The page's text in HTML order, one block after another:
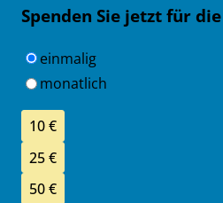
Spenden Sie jetzt für
Einen Intervall auswählen
einmalig
monatlich
Spendenbetrag
10 €
25 €
50 €